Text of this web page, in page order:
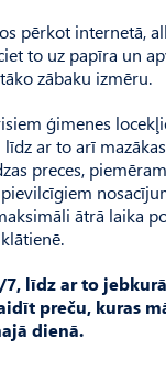
pērkot internetā,
to uz papīra un
zābaku izmēru.
ģimenes
ar to arī
preces,
ātrā laika
līdz ar to
preču, kuras
dienā.